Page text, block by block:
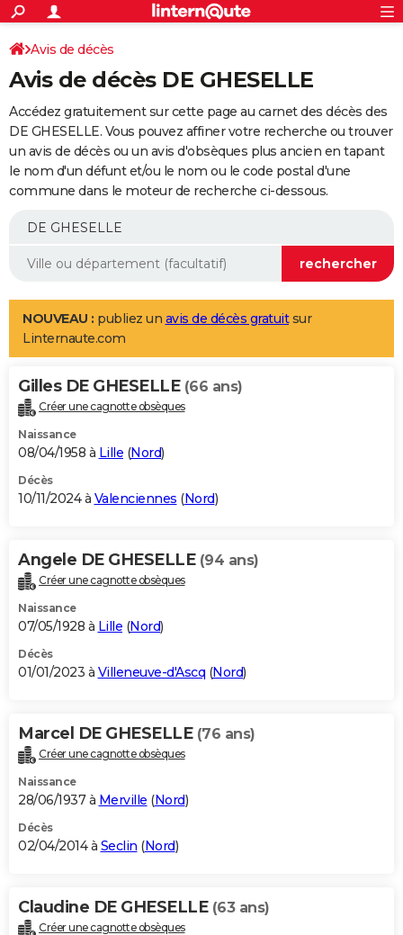
ACTUALITÉS
Politique
Société
Faits Divers
Education
Monde
Villes
+
SPORT
Coupe du monde 2026
Football
Tennis
Cyclisme
Rugby
Forum
Programme TV
TNT
Streaming
Cinéma
Sorties cinéma
Musique
+
FINANCE
Impôts
Immobilier
Risques naturels par ville
Banque
Assurance
Crédit
AUTO
Essais
Réserver un essai
Citadines
Berlines
SUV
Forum auto
+
Mobiles
Meilleur smartphone
Internet
Ordinateurs
Jeux vidéo
Guide high-tech
Aménagement intérieur
LIFESTYLE
Art de vivre
Bien-être
Loisirs
Mode
Modes de vie
Alimentation
Guide de la santé
Maladies
Médicaments
Sommeil
VOYAGE
Destinations
City break
Voyage nature
Voyage de noces
Forum
Climat
+PHOTO
GUIDES D'ACHAT
BONS PLANS
Carte de Noël
Carte Bonne année
Carte Saint-Valentin
Carte Pâques
Carte d'anniversaire
DICTIONNAIRE
Dictionnaire
Biographies
Citations
Expressions
Proverbes
PROGRAMME TV
S'inscrire
Se connecter
Lycées
Collèges
Primaires
Universités
Entreprises
Service militaire
Avis de recherche
AVIS DE DÉCÈS
Bricolage
Lifestyle
Culture
Sport
Auto
Television
Voyage
Cinema
Avis de décès
Avis de décès DE GHESELLE
Accédez gratuitement sur cette page au carnet des décès des
DE GHESELLE. Vous pouvez affiner votre recherche ou trouver
un avis de décès ou un avis d'obsèques plus ancien en tapant
le nom d'un défunt et/ou le nom ou le code postal d'une
commune dans le moteur de recherche ci-dessous.
NOUVEAU : publiez un avis de décès gratuitsur
Linternaute.com
Gilles DE GHESELLE (66 ans)
Créer une cagnotte obsèques
Naissance
08/04/1958 à Lille (Nord)
Décès
10/11/2024 à Valenciennes (Nord)
Angele DE GHESELLE (94 ans)
Créer une cagnotte obsèques
Naissance
07/05/1928 à Lille (Nord)
Décès
01/01/2023 à Villeneuve-d'Ascq (Nord)
Marcel DE GHESELLE (76 ans)
Créer une cagnotte obsèques
Naissance
28/06/1937 à Merville (Nord)
Décès
02/04/2014 à Seclin (Nord)
Claudine DE GHESELLE (63 ans)
Créer une cagnotte obsèques